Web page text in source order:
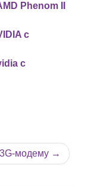
Phenom II
с
с
модему